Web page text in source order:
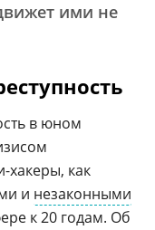
ими не
в юном
хакеры, как
и незаконными
к 20 годам. Об